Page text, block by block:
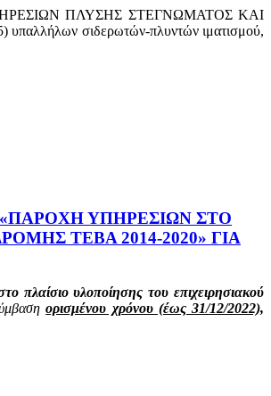
ΥΠΗΡΕΣΙΩΝ ΠΛΥΣΗΣ ΣΤΕΓΝΩΜΑΤΟΣ ΚΑΙ
σιδερωτών-πλυντών ιματισμού,
ΥΠΗΡΕΣΙΩΝ ΣΤΟ
ΤΕΒΑ 2014-2020» ΓΙΑ
πλαίσιο υλοποίησης του επιχειρησιακού
ορισμένου χρόνου (έως 31/12/2022),